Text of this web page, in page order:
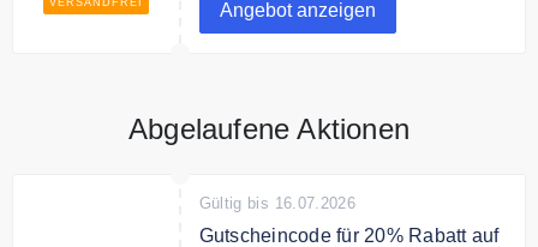
Angebot anzeigen
Abgelaufene Aktionen
Gültig bis 16.07.2026
Gutscheincode für 20% Rabatt auf